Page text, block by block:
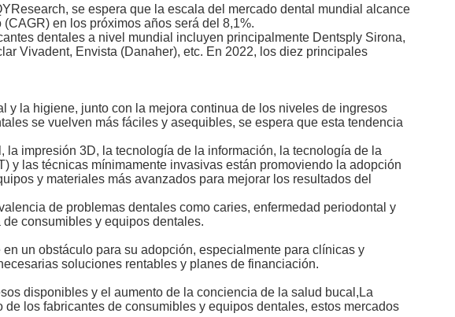
se espera que la escala del mercado dental mundial alcance
en los próximos años será del 8,1%.
dentales a nivel mundial incluyen principalmente Dentsply Sirona,
Vivadent, Envista (Danaher), etc. En 2022, los diez principales
la higiene, junto con la mejora continua de los niveles de ingresos
se vuelven más fáciles y asequibles, se espera que esta tendencia
impresión 3D, la tecnología de la información, la tecnología de la
y las técnicas mínimamente invasivas están promoviendo la adopción
y materiales más avanzados para mejorar los resultados del
de problemas dentales como caries, enfermedad periodontal y
consumibles y equipos dentales.
un obstáculo para su adopción, especialmente para clínicas y
soluciones rentables y planes de financiación.
disponibles y el aumento de la conciencia de la salud bucal,La
los fabricantes de consumibles y equipos dentales, estos mercados